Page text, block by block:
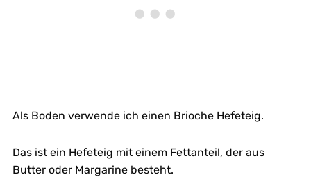
Als Boden verwende ich einen Brioche Hefeteig.
Das ist ein Hefeteig mit einem Fettanteil, der aus
Butter oder Margarine besteht.